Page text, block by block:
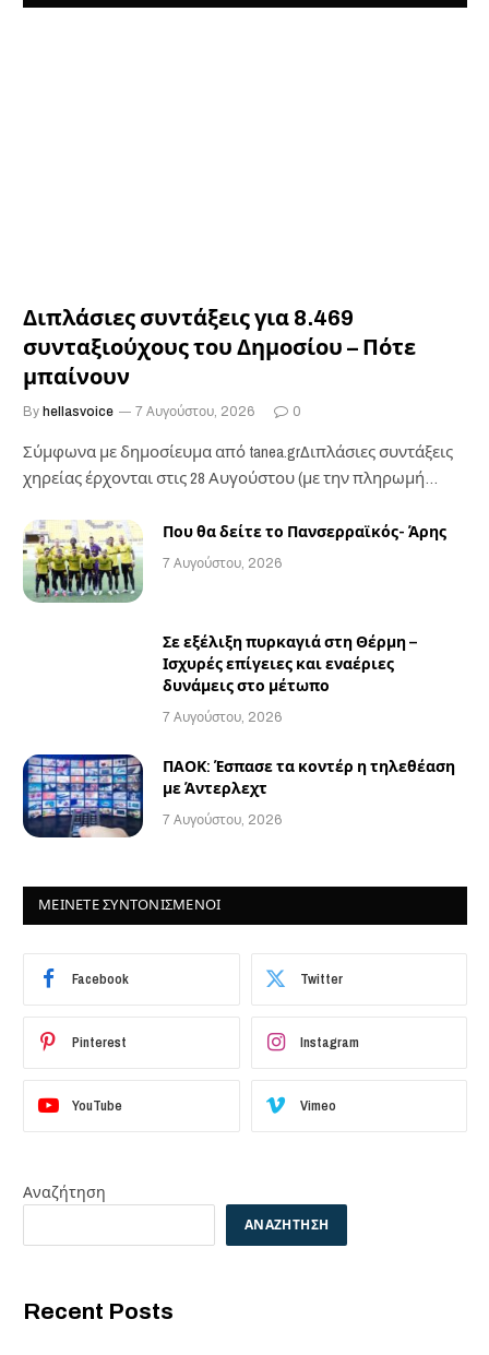
Διπλάσιες συντάξεις για 8.469
συνταξιούχους του Δημοσίου – Πότε
μπαίνουν
By hellasvoice 7 Αυγούστου, 2026 0
Σύμφωνα με δημοσίευμα από tanea.grΔιπλάσιες συντάξεις
χηρείας έρχονται στις 28 Αυγούστου (με την πληρωμή
Που θα δείτε το Πανσερραϊκός- Άρης
7 Αυγούστου, 2026
Σε εξέλιξη πυρκαγιά στη Θέρμη –
Ισχυρές επίγειες και εναέριες
δυνάμεις στο μέτωπο
7 Αυγούστου, 2026
ΠΑΟΚ: Έσπασε τα κοντέρ η τηλεθέαση
με Άντερλεχτ
7 Αυγούστου, 2026
ΜΕΙΝΕΤΕ ΣΥΝΤΟΝΙΣΜΕΝΟΙ
Facebook Twitter
Pinterest Instagram
YouTube Vimeo
Αναζήτηση
ΑΝΑΖΉΤΗΣΗ
Recent Posts